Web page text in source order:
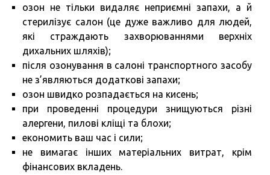
озон не тільки видаляє неприємні запахи, а й
стерилізує салон (це дуже важливо для людей,
які страждають захворюваннями верхніх
дихальних шляхів);
після озонування в салоні транспортного засобу
не з’являються додаткові запахи;
озон швидко розпадається на кисень;
при проведенні процедури знищуються різні
алергени, пилові кліщі та блохи;
економить ваш час і сили;
не вимагає інших матеріальних витрат, крім
фінансових вкладень.